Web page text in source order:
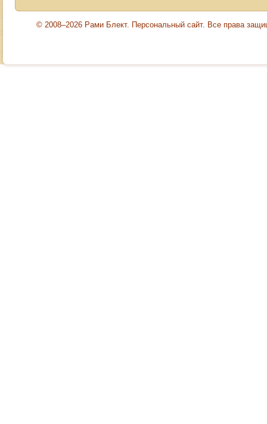
© 2008–2026 Рами Блект. Персональный сайт. Все права